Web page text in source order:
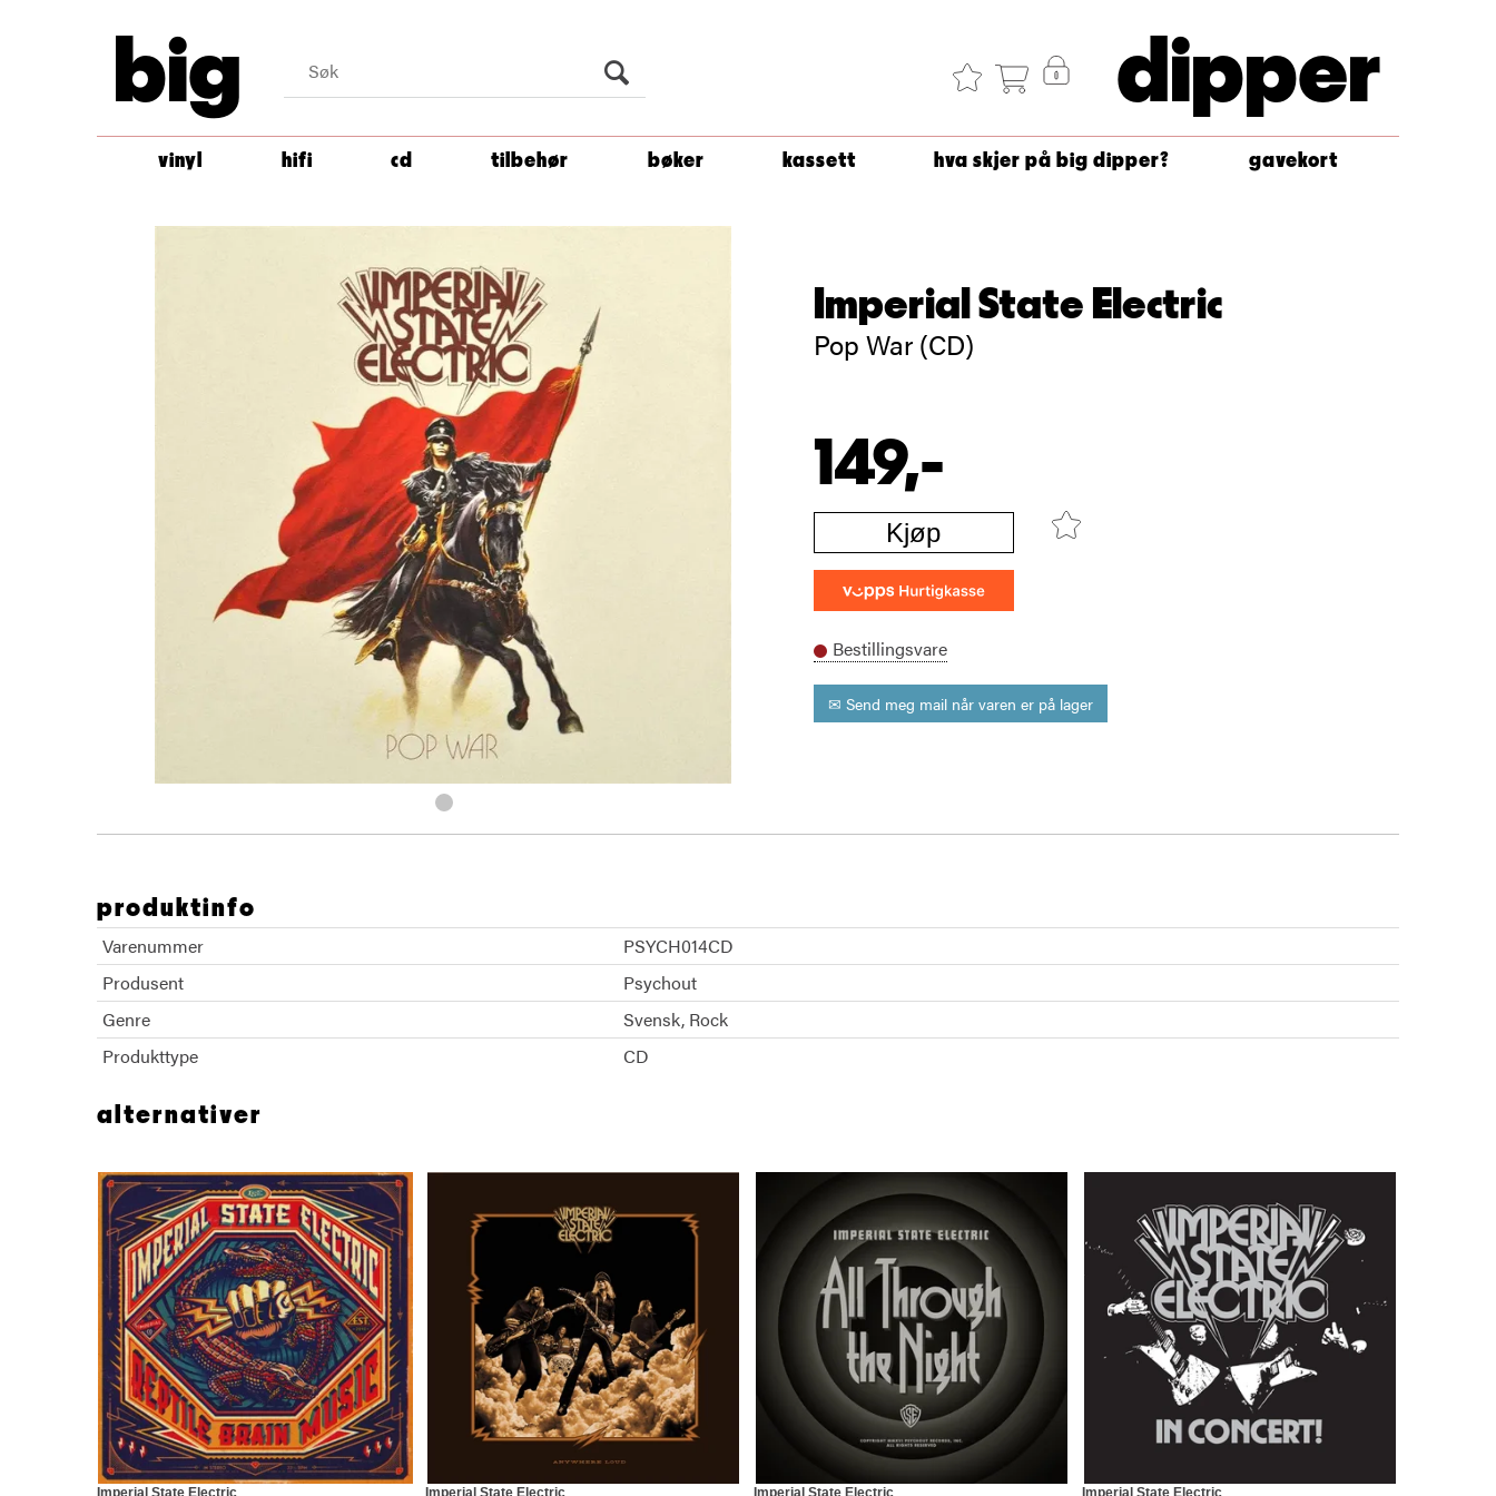
big dipper
vinyl hifi cd tilbehør bøker kassett hva skjer på big dipper? gavekort
Imperial State Electric
Pop War (CD)
149,-
Kjøp
Bestillingsvare
✉ Send meg mail når varen er på lager
produktinfo
Varenummer
PSYCH014CD
Produsent
Psychout
Genre
Svensk Rock
Produkttype
CD
alternativer
Imperial State Electric Imperial State Electric Imperial State Electric Imperial State Electric